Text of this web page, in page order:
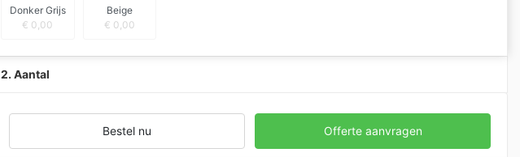
Donker Grijs
€ 0,00
Beige
€ 0,00
2. Aantal
Bestel nu Offerte aanvragen